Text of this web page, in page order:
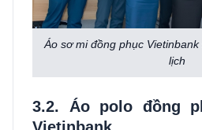
Áo sơ mi đồng phục
lịch
3.2. Áo polo đồng